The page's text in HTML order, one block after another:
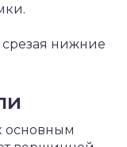
нижние
основным